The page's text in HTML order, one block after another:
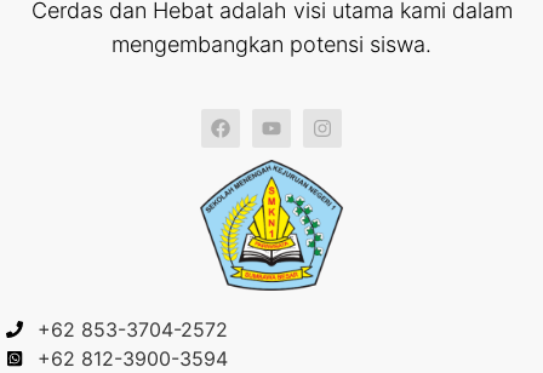
Cerdas dan Hebat adalah visi utama kami dalam
mengembangkan potensi siswa.
+62 853-3704-2572
+62 812-3900-3594